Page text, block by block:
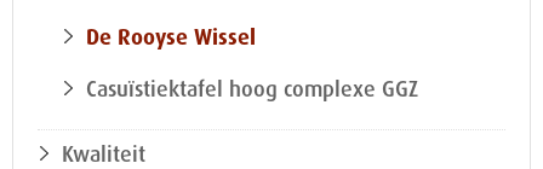
De Rooyse Wissel
Casuïstiektafel hoog complexe GGZ
Kwaliteit